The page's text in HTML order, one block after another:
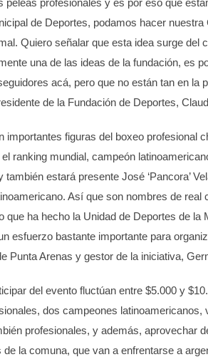
de Deportes, podamos hacer
Quiero señalar que esta idea surge del
una de las ideas de la fundación, es
acá, pero que no están tan en la
de la Fundación de Deportes,
importantes figuras del boxeo profesional
ranking mundial, campeón
también estará presente José ‘Pancora’
Así que son nombres de real
que ha hecho la Unidad de Deportes de la
esfuerzo bastante importante para
Punta Arenas y gestor de la iniciativa,
del evento fluctúan entre $5.000 y
dos campeones latinoamericanos,
profesionales, y además, aprovechar
la comuna, que van a enfrentarse a